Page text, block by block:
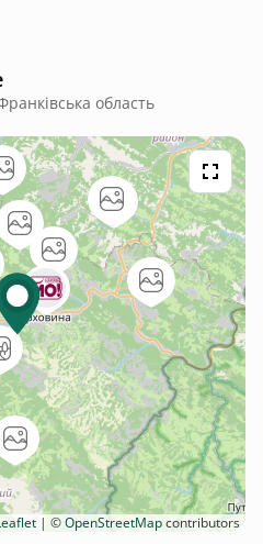
область
| ©OpenStreetMapcontributors